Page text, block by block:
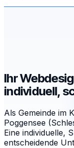
Ihr
individuell,
Als Gemeinde im
Poggensee
Eine individuelle,
entscheidende